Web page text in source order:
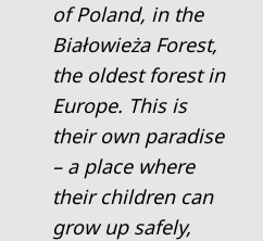
of Poland, in the
Białowieża Forest,
the oldest forest in
Europe. This is
their own paradise
– a place where
their children can
grow up safely,